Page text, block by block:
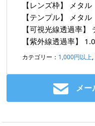
【レンズ枠】
メタル
【テンプル】
メタル
【可視光線透過率】
【紫外線透過率】
カテゴリー： 1,000円以上,
メー